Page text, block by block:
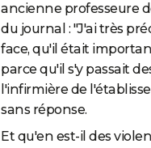
ancienne professeure
du journal : "J'ai très
face, qu'il était
parce qu'il s'y passait
l'infirmière de
sans réponse.
Et qu'en est-il des